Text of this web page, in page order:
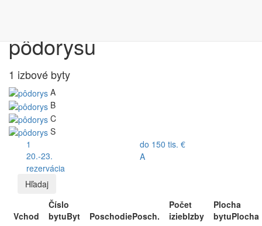
pôdorysu
1 izbové byty
A
B
C
S
1
do 150 tis. €
20.-23.
A
rezervácia
Hľadaj
Vchod
Číslo
bytuByt PoschodiePosch.
Počet
iziebIzby
Plocha
bytuPlocha